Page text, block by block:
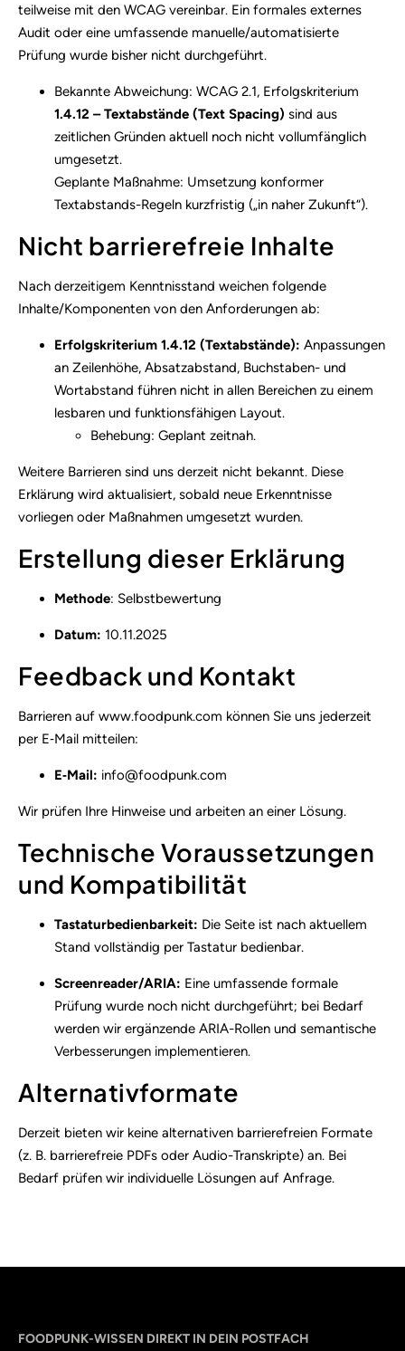
teilweise mit den WCAG vereinbar. Ein formales externes
Audit oder eine umfassende manuelle/automatisierte
Prüfung wurde bisher nicht durchgeführt.
Bekannte Abweichung: WCAG 2.1, Erfolgskriterium
1.4.12 – Textabstände (Text Spacing) sind aus
zeitlichen Gründen aktuell noch nicht vollumfänglich
umgesetzt.
Geplante Maßnahme: Umsetzung konformer
Textabstands-Regeln kurzfristig („in naher Zukunft“).
Nicht barrierefreie Inhalte
Nach derzeitigem Kenntnisstand weichen folgende
Inhalte/Komponenten von den Anforderungen ab:
Erfolgskriterium 1.4.12 (Textabstände): Anpassungen
an Zeilenhöhe, Absatzabstand, Buchstaben- und
Wortabstand führen nicht in allen Bereichen zu einem
lesbaren und funktionsfähigen Layout.
Behebung: Geplant zeitnah.
Weitere Barrieren sind uns derzeit nicht bekannt. Diese
Erklärung wird aktualisiert, sobald neue Erkenntnisse
vorliegen oder Maßnahmen umgesetzt wurden.
Erstellung dieser Erklärung
Methode: Selbstbewertung
Datum: 10.11.2025
Feedback und Kontakt
Barrieren auf www.foodpunk.com können Sie uns jederzeit
per E‑Mail mitteilen:
E‑Mail: info@foodpunk.com
Wir prüfen Ihre Hinweise und arbeiten an einer Lösung.
Technische Voraussetzungen
und Kompatibilität
Tastaturbedienbarkeit: Die Seite ist nach aktuellem
Stand vollständig per Tastatur bedienbar.
Screenreader/ARIA: Eine umfassende formale
Prüfung wurde noch nicht durchgeführt; bei Bedarf
werden wir ergänzende ARIA-Rollen und semantische
Verbesserungen implementieren.
Alternativformate
Derzeit bieten wir keine alternativen barrierefreien Formate
(z. B. barrierefreie PDFs oder Audio-Transkripte) an. Bei
Bedarf prüfen wir individuelle Lösungen auf Anfrage.
FOODPUNK-WISSEN DIREKT IN DEIN POSTFACH